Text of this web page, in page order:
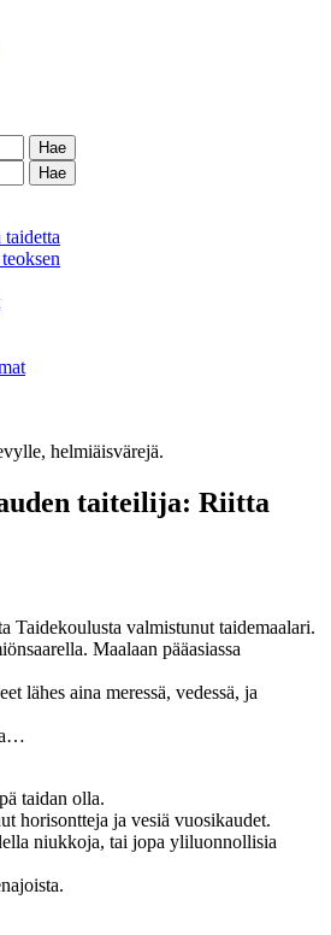
taiteilija: Riitta
Taidekoulusta valmistunut taidemaalari.
Maalaan pääasiassa
lähes aina meressä, vedessä, ja
taidan olla.
horisontteja ja vesiä vuosikaudet.
niukkoja, tai jopa yliluonnollisia